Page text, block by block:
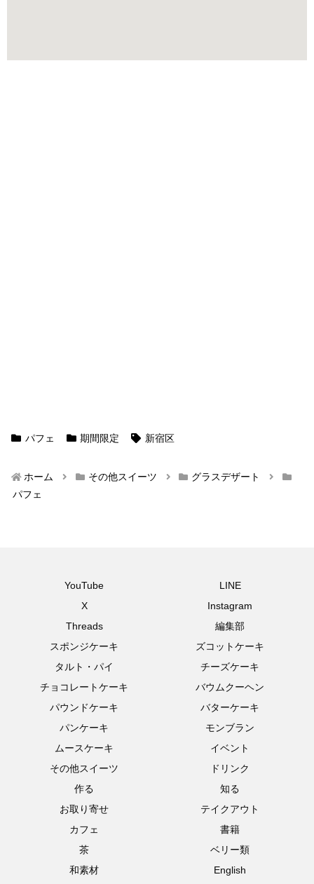
パフェ 期間限定 新宿区
ホーム その他スイーツ
グラスデザート
パフェ
YouTube
LINE
X
Instagram
Threads
編集部
スポンジケーキ
ズコットケーキ
タルト・パイ
チーズケーキ
チョコレートケーキ
バウムクーヘン
パウンドケーキ
バターケーキ
パンケーキ
モンブラン
ムースケーキ
イベント
その他スイーツ
ドリンク
作る
知る
お取り寄せ
テイクアウト
カフェ
書籍
茶
ベリー類
和素材
English